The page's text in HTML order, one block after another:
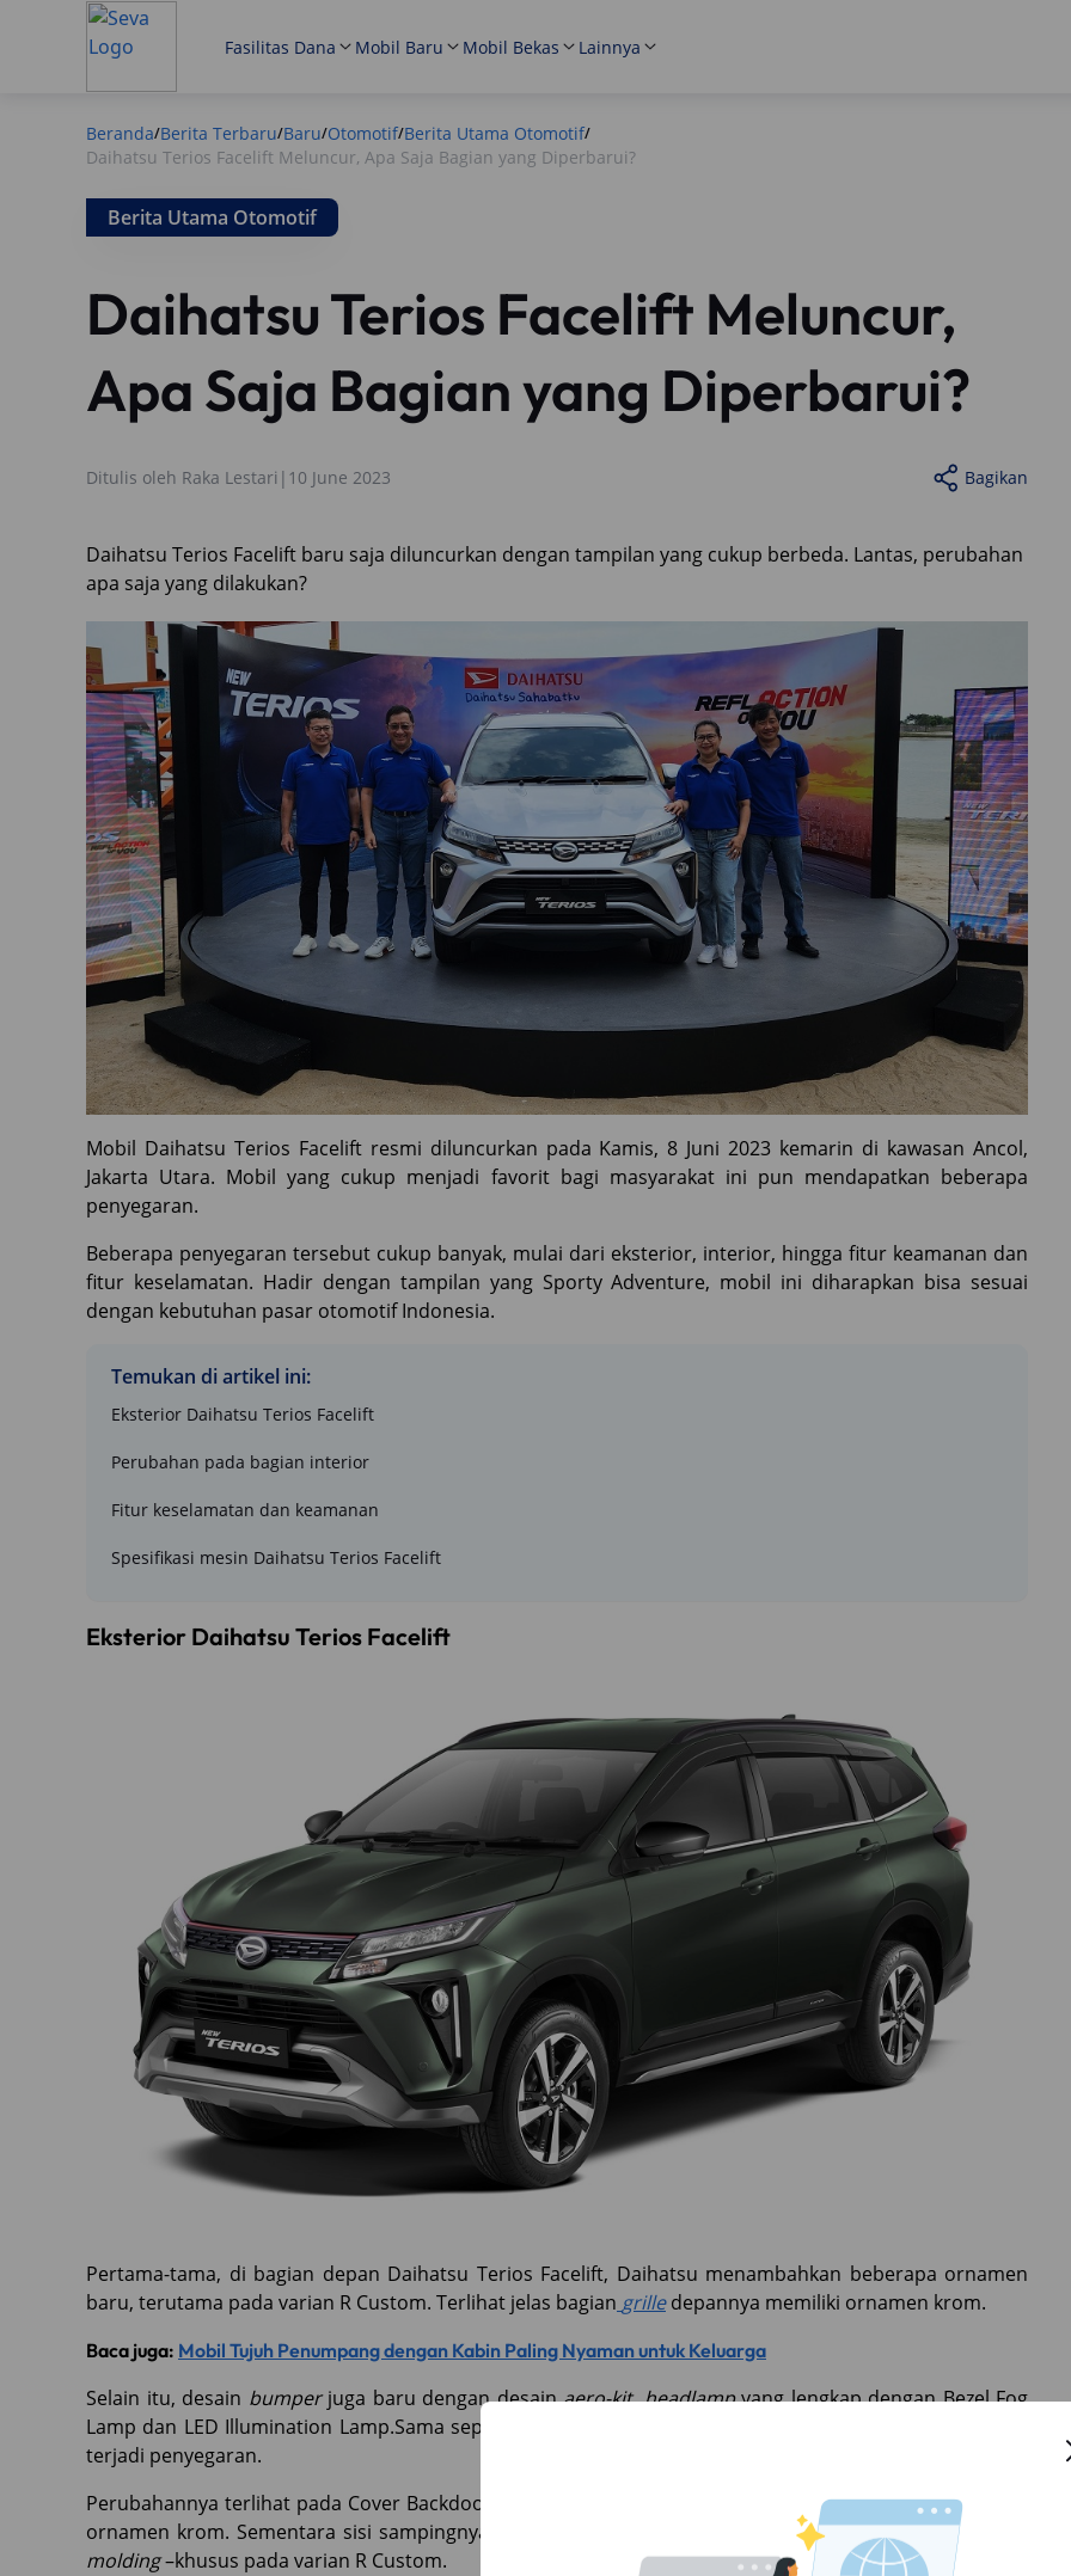
Fasilitas Dana Mobil Baru Mobil Bekas Lainnya
Beranda/Berita Terbaru/Baru/Otomotif/Berita Utama Otomotif/
Daihatsu Terios Facelift Meluncur, Apa Saja Bagian yang Diperbarui?
Berita Utama Otomotif
Daihatsu Terios Facelift Meluncur,
Apa Saja Bagian yang Diperbarui?
Ditulis oleh Raka Lestari | 10 June 2023 Bagikan
Daihatsu Terios Facelift baru saja diluncurkan dengan tampilan yang cukup berbeda. Lantas, perubahan
apa saja yang dilakukan?
Mobil Daihatsu Terios Facelift resmi diluncurkan pada Kamis, 8 Juni 2023 kemarin di kawasan Ancol,
Jakarta Utara. Mobil yang cukup menjadi favorit bagi masyarakat ini pun mendapatkan beberapa
penyegaran.
Beberapa penyegaran tersebut cukup banyak, mulai dari eksterior, interior, hingga fitur keamanan dan
fitur keselamatan. Hadir dengan tampilan yang Sporty Adventure, mobil ini diharapkan bisa sesuai
dengan kebutuhan pasar otomotif Indonesia.
Temukan di artikel ini:
Eksterior Daihatsu Terios Facelift
Perubahan pada bagian interior
Fitur keselamatan dan keamanan
Spesifikasi mesin Daihatsu Terios Facelift
Eksterior Daihatsu Terios Facelift
Pertama-tama, di bagian depan Daihatsu Terios Facelift, Daihatsu menambahkan beberapa ornamen
baru, terutama pada varian R Custom. Terlihat jelas bagian grilledepannya memiliki ornamen krom.
Baca juga: Mobil Tujuh Penumpang dengan Kabin Paling Nyaman untuk Keluarga
Selain itu, desain bumperjuga baru dengan desainaero-kit,headlampyang lengkap dengan Bezel Fog
Lamp dan LED Illumination Lamp.Sama seperti desain di bagian depan, eksterior bagian belakang juga
terjadi penyegaran.
Perubahannya terlihat pada Cover Backdoor Garnish dan
yang juga berdesainaero-kitdengan
ornamen krom. Sementara sisi sampingnya sudah dilengkapi dengan
side stone guarddanside body
molding–khusus pada varian R Custom.